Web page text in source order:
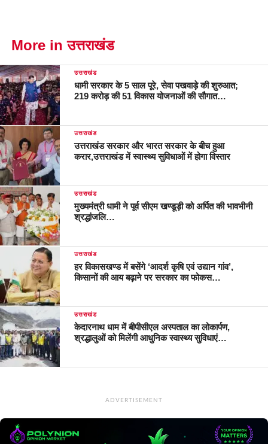
More in उत्तराखंड
उत्तराखंड
धामी सरकार के 5 साल पूरे, सेवा पखवाड़े की शुरुआत;
219 करोड़ की 51 विकास योजनाओं की सौगात…
उत्तराखंड
उत्तराखंड सरकार और भारत सरकार के बीच हुआ
करार,उत्तराखंड में स्वास्थ्य सुविधाओं में होगा विस्तार
उत्तराखंड
मुख्यमंत्री धामी ने पूर्व सीएम खण्डूड़ी को अर्पित की भावभीनी
श्रद्धांजलि…
उत्तराखंड
हर विकासखण्ड में बसेंगे ‘आदर्श कृषि एवं उद्यान गांव’,
किसानों की आय बढ़ाने पर सरकार का फोकस…
उत्तराखंड
केदारनाथ धाम में बीपीसीएल अस्पताल का लोकार्पण,
श्रद्धालुओं को मिलेंगी आधुनिक स्वास्थ्य सुविधाएं…
ADVERTISEMENT